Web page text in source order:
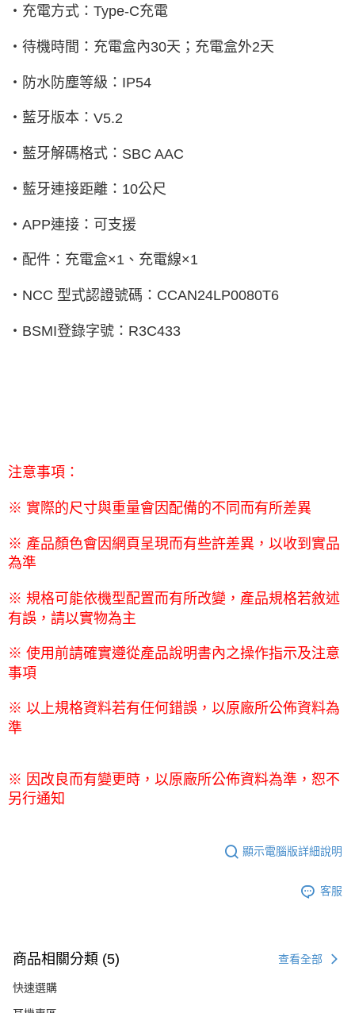
‧充電方式： Type-C充電
‧待機時間：充電盒內30天；充電盒外2天
‧防水防塵等級： IP54
‧藍牙版本： V5.2
‧藍牙解碼格式： SBC AAC
‧藍牙連接距離： 10公尺
‧ APP連接：可支援
‧配件：充電盒×1 、充電線×1
‧ NCC 型式認證號碼： CCAN24LP0080T6
‧ BSMI登錄字號： R3C433
注意事項：
※ 實際的尺寸與重量會因配備的不同而有所差異
※ 產品顏色會因網頁呈現而有些許差異，以收到實品
為準
※ 規格可能依機型配置而有所改變，產品規格若敘述
有誤，請以實物為主
※ 使用前請確實遵從產品說明書內之操作指示及注意
事項
※ 以上規格資料若有任何錯誤，以原廠所公佈資料為
準
※ 因改良而有變更時，以原廠所公佈資料為準，恕不
另行通知
顯示電腦版詳細說明
客服
商品相關分類 (5) 查看全部
快速選購